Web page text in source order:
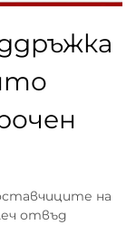
на
отвъд